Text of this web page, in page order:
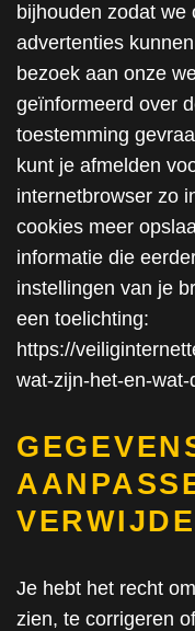
bijhouden zodat we
advertenties
bezoek aan onze
geïnformeerd over
toestemming
kunt je afmelden
internetbrowser zo
cookies meer
informatie die
instellingen van je
een toelichting:
https://
wat-zijn-het-en-
Je hebt het recht
zien, te corrigeren